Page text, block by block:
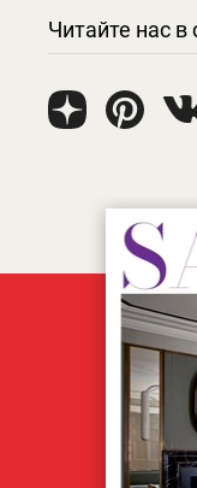
Читайте нас в